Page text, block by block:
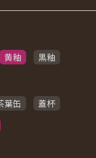
黄釉
黒釉
葉缶
蓋杯